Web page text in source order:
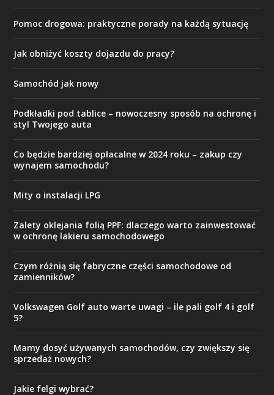
Pomoc drogowa: praktyczne porady na każdą sytuację
Jak obniżyć koszty dojazdu do pracy?
Samochód jak nowy
Podkładki pod tablice – nowoczesny sposób na ochronę i
styl Twojego auta
Co będzie bardziej opłacalne w 2024 roku – zakup czy
wynajem samochodu?
Mity o instalacji LPG
Zalety oklejania folią PPF: dlaczego warto zainwestować
w ochronę lakieru samochodowego
Czym różnią się fabryczne części samochodowe od
zamienników?
Volkswagen Golf auto warte uwagi – ile pali golf 4 i golf
5?
Mamy dosyć używanych samochodów, czy zwiększy się
sprzedaż nowych?
Jakie felgi wybrać?